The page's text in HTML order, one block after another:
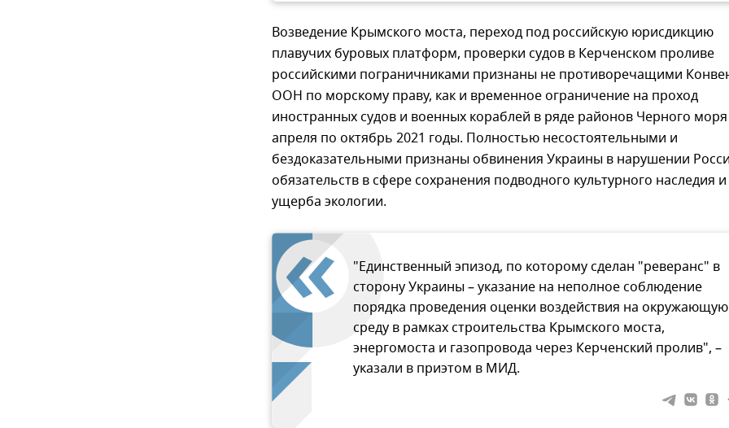
Возведение Крымского моста, переход под российскую юрисдикцию
плавучих буровых платформ, проверки судов в Керченском проливе
российскими пограничниками признаны не противоречащими
ООН по морскому праву, как и временное ограничение на проход
иностранных судов и военных кораблей в ряде районов Черного
апреля по октябрь 2021 годы. Полностью несостоятельными и
бездоказательными признаны обвинения Украины в нарушении
обязательств в сфере сохранения подводного культурного наследия и
ущерба экологии.
"Единственный эпизод, по которому сделан "реверанс" в
сторону Украины – указание на неполное соблюдение
порядка проведения оценки воздействия на окружающую
среду в рамках строительства Крымского моста,
энергомоста и газопровода через Керченский пролив", –
указали в приэтом в МИД.